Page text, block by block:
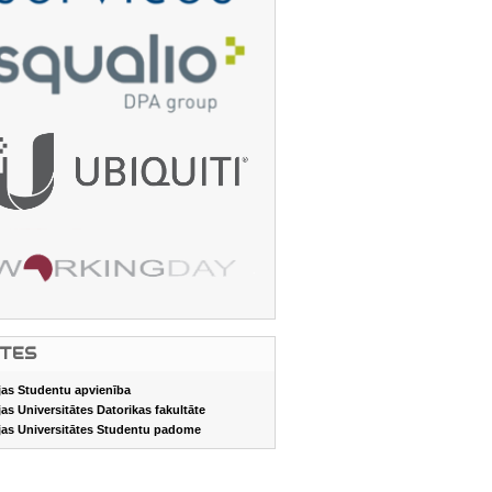
Studentu apvienība
Universitātes Datorikas fakultāte
Universitātes Studentu padome